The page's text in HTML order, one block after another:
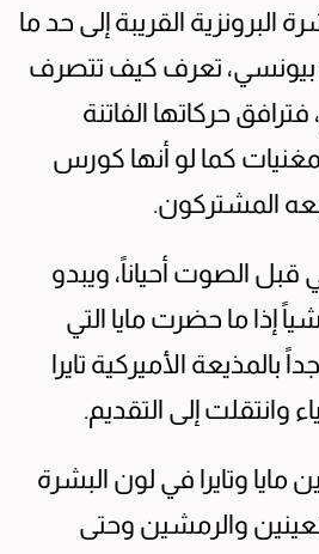
البرونزية القريبة إلى حد ما
بيونسي، تعرف كيف تتصرف
حركاتها الفاتنة
كما لو أنها كورس
المشتركون.
الصوت أحياناً، ويبدو
إذا ما حضرت مايا التي
بالمذيعة الأميركية تايرا
وانتقلت إلى التقديم.
مايا وتايرا في لون البشرة
والرمشين وحتى